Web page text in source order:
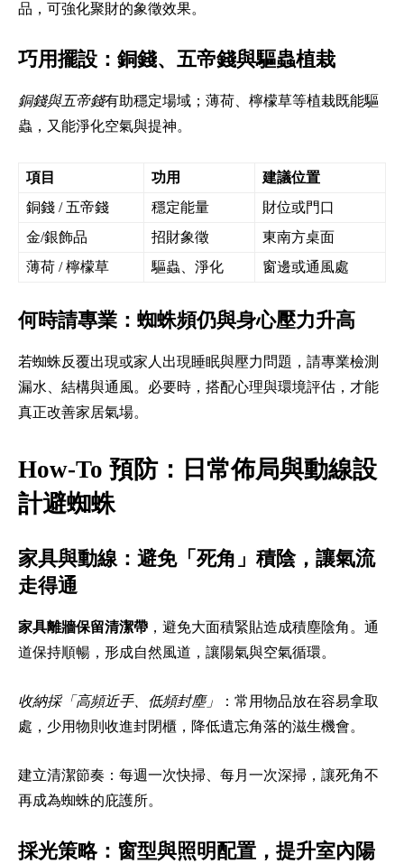
品，可強化聚財的象徵效果。
巧用擺設：銅錢、五帝錢與驅蟲植栽
銅錢與五帝錢有助穩定場域；薄荷、檸檬草等植栽既能驅
蟲，又能淨化空氣與提神。
項目 功用
建議位置
銅錢 / 五帝錢
穩定能量
財位或門口
金/銀飾品
招財象徵
東南方桌面
薄荷 / 檸檬草
驅蟲、淨化 窗邊或通風處
何時請專業：蜘蛛頻仍與身心壓力升高
若蜘蛛反覆出現或家人出現睡眠與壓力問題，請專業檢測
漏水、結構與通風。必要時，搭配心理與環境評估，才能
真正改善家居氣場。
How-To 預防：日常佈局與動線設
計避蜘蛛
家具與動線：避免「死角」積陰，讓氣流
走得通
家具離牆保留清潔帶 ，避免大面積緊貼造成積塵陰角。通
道保持順暢，形成自然風道，讓陽氣與空氣循環。
收納採「高頻近手、低頻封塵」
：常用物品放在容易拿取
處，少用物則收進封閉櫃，降低遺忘角落的滋生機會。
建立清潔節奏：每週一次快掃、每月一次深掃，讓死角不
再成為蜘蛛的庇護所。
採光策略：窗型與照明配置，提升室內陽